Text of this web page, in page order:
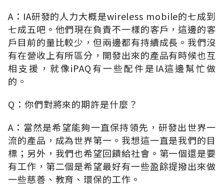
A：IA研發的人力大概是wireless mobile的七成到
七成五吧。他們現在負責不一樣的客戶，這邊的客
戶目前的量比較少，但兩邊都有持續成長。我們沒
有在營收上有所區分，開發出來的產品有時候也互
相支援，就像iPAQ有一些配件是IA這邊幫忙做
的。
Q：你們對將來的期許是什麼？
A：當然是希望能夠一直保持領先，研發出世界一
流的產品，成為世界第一。我想這一直是我們的目
標；另外，我們也希望回饋給社會。第一個還是要
有工作，第二個是希望最好有一些盈餘提撥出來做
一些慈善、教育、環保的工作。